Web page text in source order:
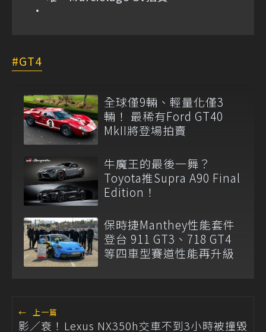
GT4
全球僅9輛、輕量化僅3
輛！ 最稀有Ford GT40
MkII將登場拍賣
牛魔王的最後一舞？
Toyota推Supra A90 Final
Edition！
保時捷Manthey性能套件
登台 911 GT3、718 GT4
等四車型賽道性能再升級
← 上一篇
影／衰！Lexus NX350h交車不到3小時被撞毀